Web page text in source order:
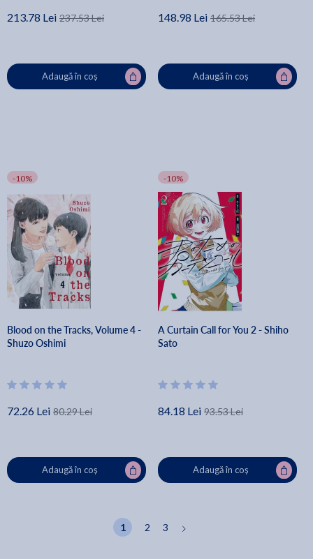
213.78 Lei 237.53 Lei
Adaugă în coș
148.98 Lei 165.53 Lei
Adaugă în coș
-10%
Blood on the Tracks, Volume 4 -
Shuzo Oshimi
72.26 Lei 80.29 Lei
Adaugă în coș
-10%
A Curtain Call for You 2 - Shiho
Sato
84.18 Lei 93.53 Lei
Adaugă în coș
1 2 3